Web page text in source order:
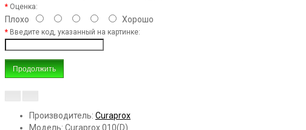
Оценка:
Плохо Хорошо
Введите код, указанный на картинке:
Продолжить
Производитель: Curaprox
Модель: Curaprox 010(D)